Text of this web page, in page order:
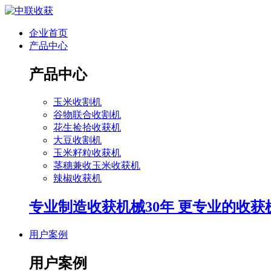
企业首页
产品中心
产品中心
玉米收割机
谷物联合收割机
花生捡拾收获机
大豆收割机
玉米籽粒收获机
茎穗兼收玉米收获机
辣椒收获机
专业制造收获机械30年 更专业的收获
用户案例
用户案例